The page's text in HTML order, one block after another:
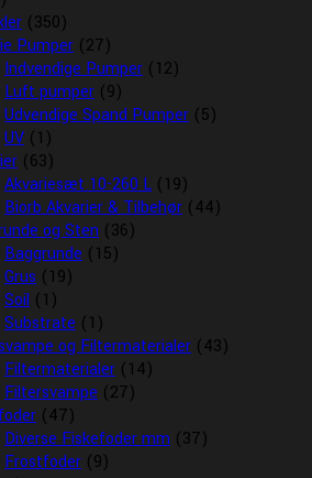
(350)
Pumper (27)
Indvendige Pumper (12)
Luft pumper (9)
Udvendige Spand Pumper (5)
UV (1)
(63)
Akvariesæt 10-260 L (19)
Biorb Akvarier & Tilbehør (44)
og Sten (36)
Baggrunde (15)
Grus (19)
Soil (1)
Substrate (1)
og Filtermaterialer (43)
Filtermaterialer (14)
Filtersvampe (27)
(47)
Diverse Fiskefoder mm (37)
Frostfoder (9)